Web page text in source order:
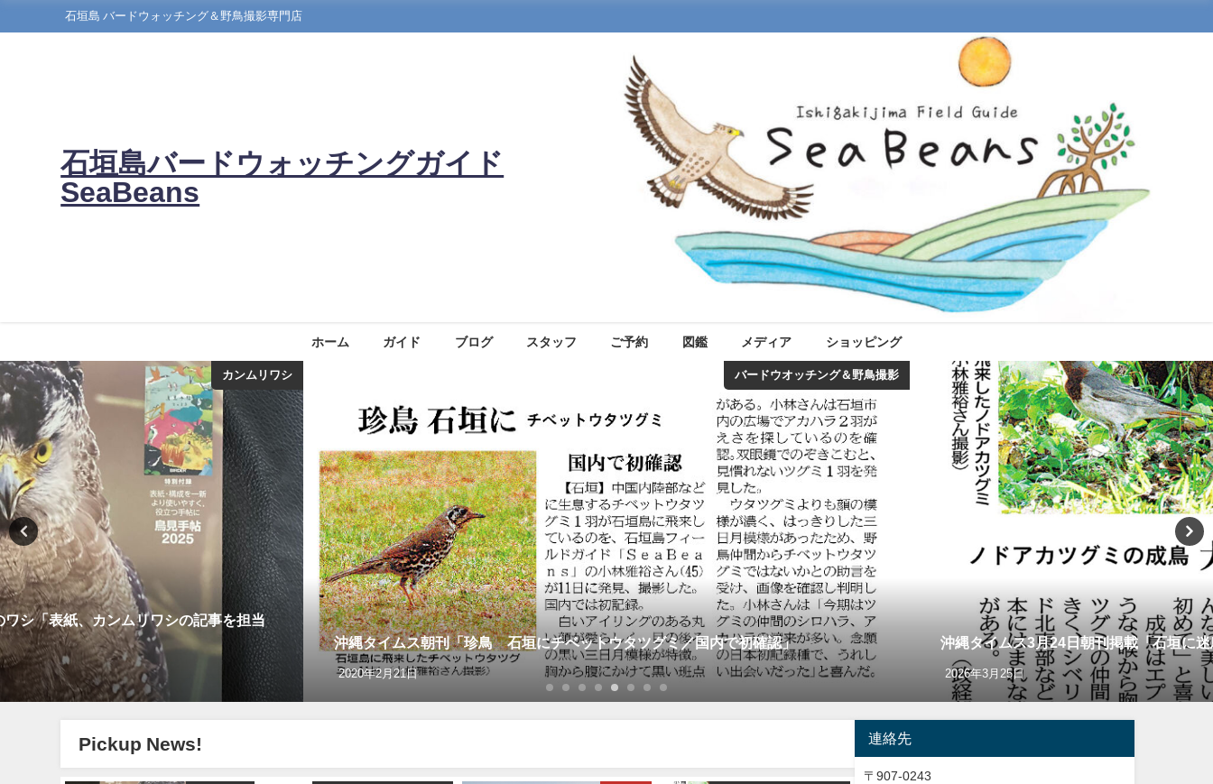
石垣島 バードウォッチング＆野鳥撮影専門店
石垣島バードウォッチングガイド
SeaBeans
ホーム ガイド ブログ スタッフ ご予約 図鑑 メディア ショッピング
「珍鳥 石垣にチベットウタツグミ／国内で初確認」
バードウオッチング＆野鳥撮影
沖縄タイムス3月24日朝刊掲載「石垣に迷鳥確認 ３例目 ノドアカツグミ」
2026年3月25日
再放送のお知
2023年5月30日
Pickup News! 連絡先
〒907-0243